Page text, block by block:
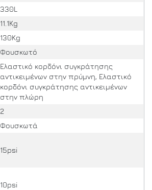
330L
11.1Kg
130Kg
Φουσκωτό
Ελαστικό κορδόνι συγκράτησης
αντικειμένων στην πρύμνη, Ελαστικό
κορδόνι συγκράτησης αντικειμένων
στην πλώρη
2
Φουσκωτά
15psi
10psi